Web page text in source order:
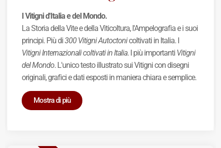
I Vitigni d'Italia e del Mondo.
La Storia della Vite e della Viticoltura, l'Ampelografia e i suoi
principi. Più di300 Vitigni Autoctonicoltivati in Italia. I
Vitigni Internazionali coltivati in Italia. I più importanti Vitigni
del Mondo. L'unico testo illustrato sui Vitigni con disegni
originali, grafici e dati esposti in maniera chiara e semplice.
Mostra di più